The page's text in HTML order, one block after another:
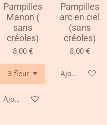
Pampilles
Manon (
sans
créoles)
8,00 €
Ajouter au panier
Pampilles
arc en ciel
(sans
créoles)
8,00 €
Ajouter au